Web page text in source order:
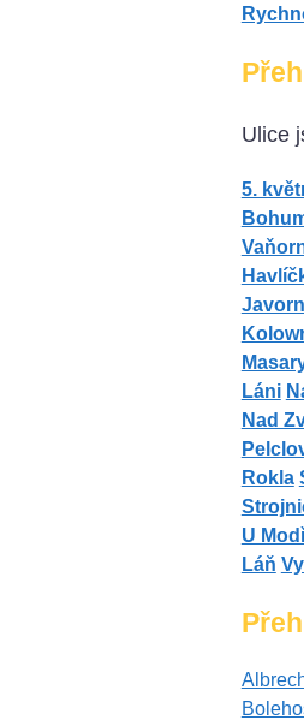
Ulice
5.
Láni
Nad
Rokla
U
Láň